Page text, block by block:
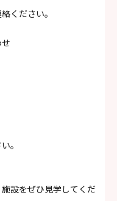
ください。
。
設をぜひ見学してくだ